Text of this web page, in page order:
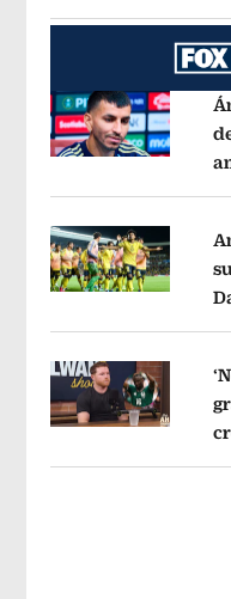
Opens in new window
Opens in new window
Opens in new window